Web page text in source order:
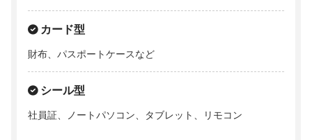
カード型
財布、パスポートケースなど
シール型
社員証、ノートパソコン、タブレット、リモコン